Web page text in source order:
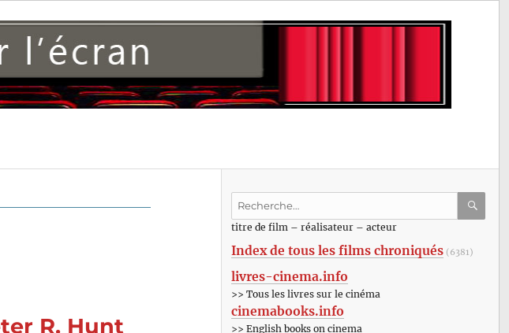
R. Hunt
Recherche
:titre de film – réalisateur – acteur
Index de tous les films chroniqués (6381)
livres-cinema.info
>> Tous les livres sur le cinéma
cinemabooks.info
>> English books on cinema